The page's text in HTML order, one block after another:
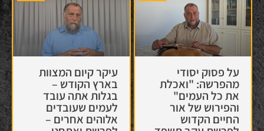
על פסוק יסודי
מהפרשה: "ואכלת
את כל העמים"
והפירוש של אור
החיים הקדוש
עיקר קיום המצוות
בארץ הקודש –
בגלות אתה עובד
לעמים שעובדים
אלוהים אחרים –